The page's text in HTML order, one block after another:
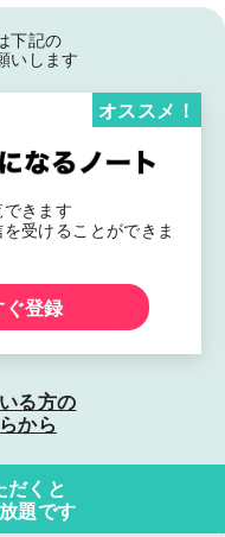
下記の
いします
きます
受けることができま
オススメ！
ぐ登録
る方の
から
だくと
題です